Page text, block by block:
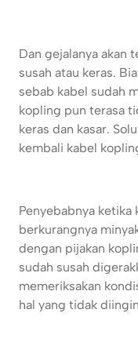
Dan gejalanya akan
susah atau keras.
sebab kabel sudah
kopling pun terasa
keras dan kasar.
kembali kabel
Penyebabnya
berkurangnya
dengan pijakan
sudah susah
memeriksakan
hal yang tidak